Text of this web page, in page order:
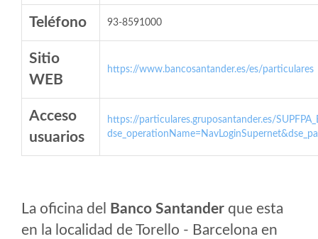
Teléfono 93-8591000
Sitio
WEB
https://www.bancosantander.es/es/particulares
Acceso
usuarios
https://particulares.gruposantander.es/
La oficina del Banco Santander que esta
en la localidad de Torello - Barcelona en